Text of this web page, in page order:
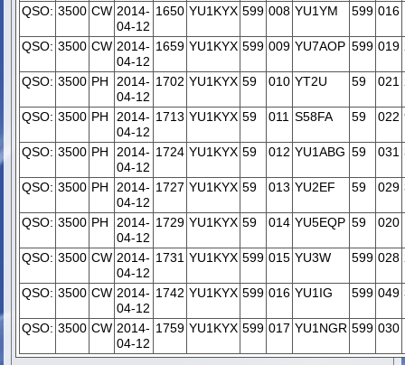
QSO: 3500 CW 2014-
04-12
1650 YU1KYX 599 008 YU1YM 599 016
QSO: 3500 CW 2014-
04-12
1659 YU1KYX 599 009 YU7AOP 599 019
QSO: 3500 PH
2014-
04-12
1702 YU1KYX 59 010 YT2U 59 021
QSO: 3500 PH
2014-
04-12
1713 YU1KYX 59 011 S58FA 59 022
QSO: 3500 PH
2014-
04-12
1724 YU1KYX 59 012 YU1ABG 59 031
QSO: 3500 PH
2014-
04-12
1727 YU1KYX 59 013 YU2EF 59 029
QSO: 3500 PH
2014-
04-12
1729 YU1KYX 59 014 YU5EQP 59 020
QSO: 3500 CW 2014-
04-12
1731 YU1KYX 599 015 YU3W 599 028
QSO: 3500 CW 2014-
04-12
1742 YU1KYX 599 016 YU1IG 599 049
QSO: 3500 CW 2014-
04-12
1759 YU1KYX 599 017 YU1NGR 599 030